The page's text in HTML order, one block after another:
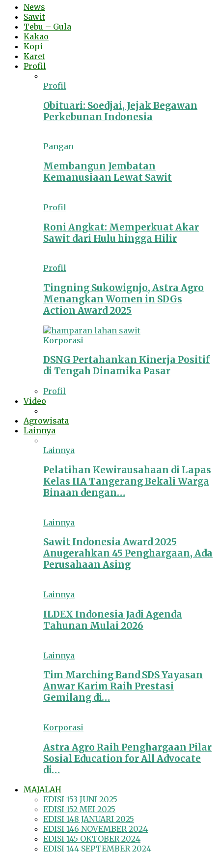
News
Sawit
Tebu – Gula
Kakao
Kopi
Karet
Profil
Profil
Obituari: Soedjai, Jejak Begawan
Perkebunan Indonesia
Pangan
Membangun Jembatan
Kemanusiaan Lewat Sawit
Profil
Roni Angkat: Memperkuat Akar
Sawit dari Hulu hingga Hilir
Profil
Tingning Sukowignjo, Astra Agro
Menangkan Women in SDGs
Action Award 2025
Korporasi
DSNG Pertahankan Kinerja Positif
di Tengah Dinamika Pasar
Profil
Video
Agrowisata
Lainnya
Lainnya
Pelatihan Kewirausahaan di Lapas
Kelas IIA Tangerang Bekali Warga
Binaan dengan…
Lainnya
Sawit Indonesia Award 2025
Anugerahkan 45 Penghargaan, Ada
Perusahaan Asing
Lainnya
ILDEX Indonesia Jadi Agenda
Tahunan Mulai 2026
Lainnya
Tim Marching Band SDS Yayasan
Anwar Karim Raih Prestasi
Gemilang di…
Korporasi
Astra Agro Raih Penghargaan Pilar
Sosial Education for All Advocate
di…
MAJALAH
EDISI 153 JUNI 2025
EDISI 152 MEI 2025
EDISI 148 JANUARI 2025
EDISI 146 NOVEMBER 2024
EDISI 145 OKTOBER 2024
EDISI 144 SEPTEMBER 2024